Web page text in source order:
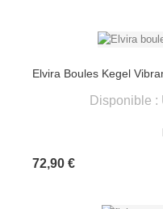
Elvira Boules Kegel
Disponible :
72,90 €Prix